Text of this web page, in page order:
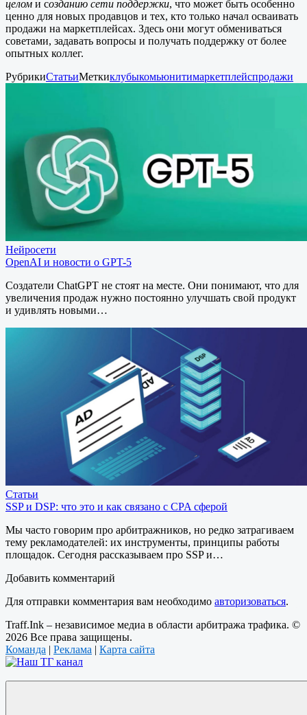
целом и созданию сети поддержки, что может быть особенно
ценно для новых продавцов и тех, кто только начал осваивать
продажи на маркетплейсах. Здесь они могут обмениваться
советами, задавать вопросы и получать поддержку от более
опытных коллег.
РубрикиСтатьиМеткиклубыкомьюнитимаркетплейспродажи
Нейросети
OpenAI и новости о GPT-5
Создатели ChatGPT не стоят на месте. Они понимают, что для
увеличения продаж нужно постоянно улучшать свой продукт
и удивлять новыми…
Статьи
SSP и DSP: что это и как связано с CPA сферой
Мы часто говорим про арбитражников, но редко затрагиваем
тему рекламодателей: их инструменты, принципы работы
площадок. Сегодня рассказываем про SSP и…
Добавить комментарий
Для отправки комментария вам необходимо авторизоваться.
Traff.Ink – независимое медиа в области арбитража трафика. ©
2026 Все права защищены.
Команда | Реклама | Карта сайта